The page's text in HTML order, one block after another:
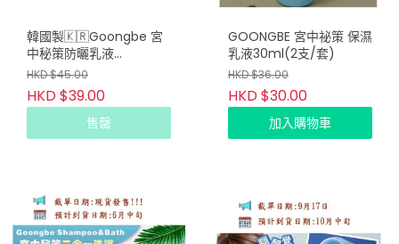
韓國製🇰🇷Goongbe 宮
中秘策防曬乳液
SPF50+++10g (嬰幼兒適
用)(2支/套)
HKD $45.00
HKD $39.00
售罄
GOONGBE 宮‌中​祕策 保​濕
乳液​30ml(2支/套)
HKD $36.00
HKD $30.00
加入購物車